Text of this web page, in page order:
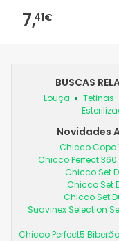
7,41€
BUSCAS
Louça Tetinas
Novidades
Chicco Copo
Chicco Perfect
Chicco Set
Chicco Set
Chicco Set
Suavinex Selection
Chicco Perfect5